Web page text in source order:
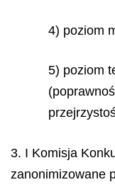
4) poziom
5) poziom
3. I Komisja
zanonimizowane